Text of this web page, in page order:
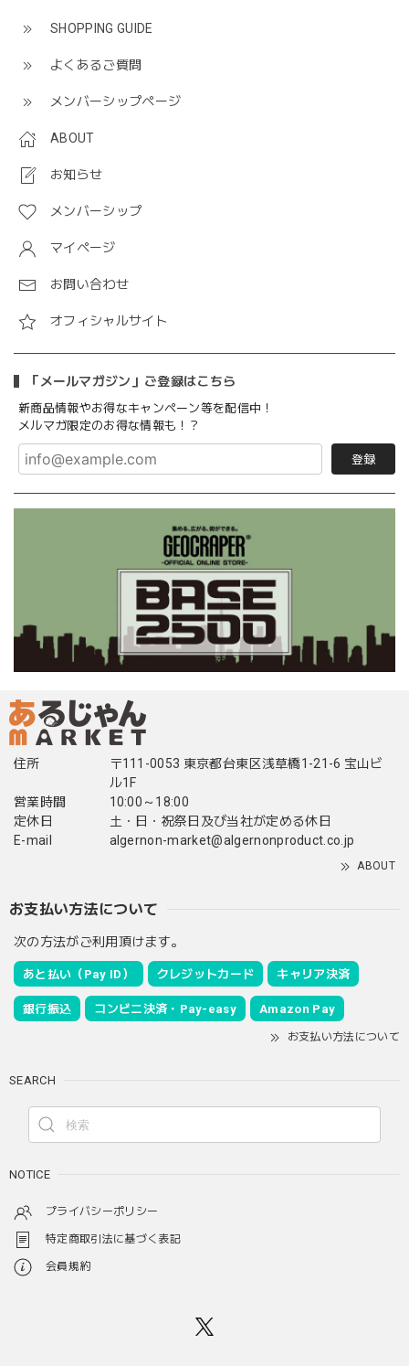
SHOPPING GUIDE
よくあるご質問
メンバーシップページ
ABOUT
お知らせ
メンバーシップ
マイページ
お問い合わせ
オフィシャルサイト
「メールマガジン」ご登録はこちら
新商品情報やお得なキャンペーン等を配信中！
メルマガ限定のお得な情報も！？
登録
住所
〒111-0053 東京都台東区浅草橋1-21-6 宝山ビ
ル1F
営業時間
10:00～18:00
定休日
土・日・祝祭日及び当社が定める休日
E-mail
algernon-market@algernonproduct.co.jp
ABOUT
お支払い方法について
次の方法がご利用頂けます。
あと払い（Pay ID） クレジットカード キャリア決済
銀行振込 コンビニ決済・Pay-easy Amazon Pay
お支払い方法について
SEARCH
NOTICE
プライバシーポリシー
特定商取引法に基づく表記
会員規約